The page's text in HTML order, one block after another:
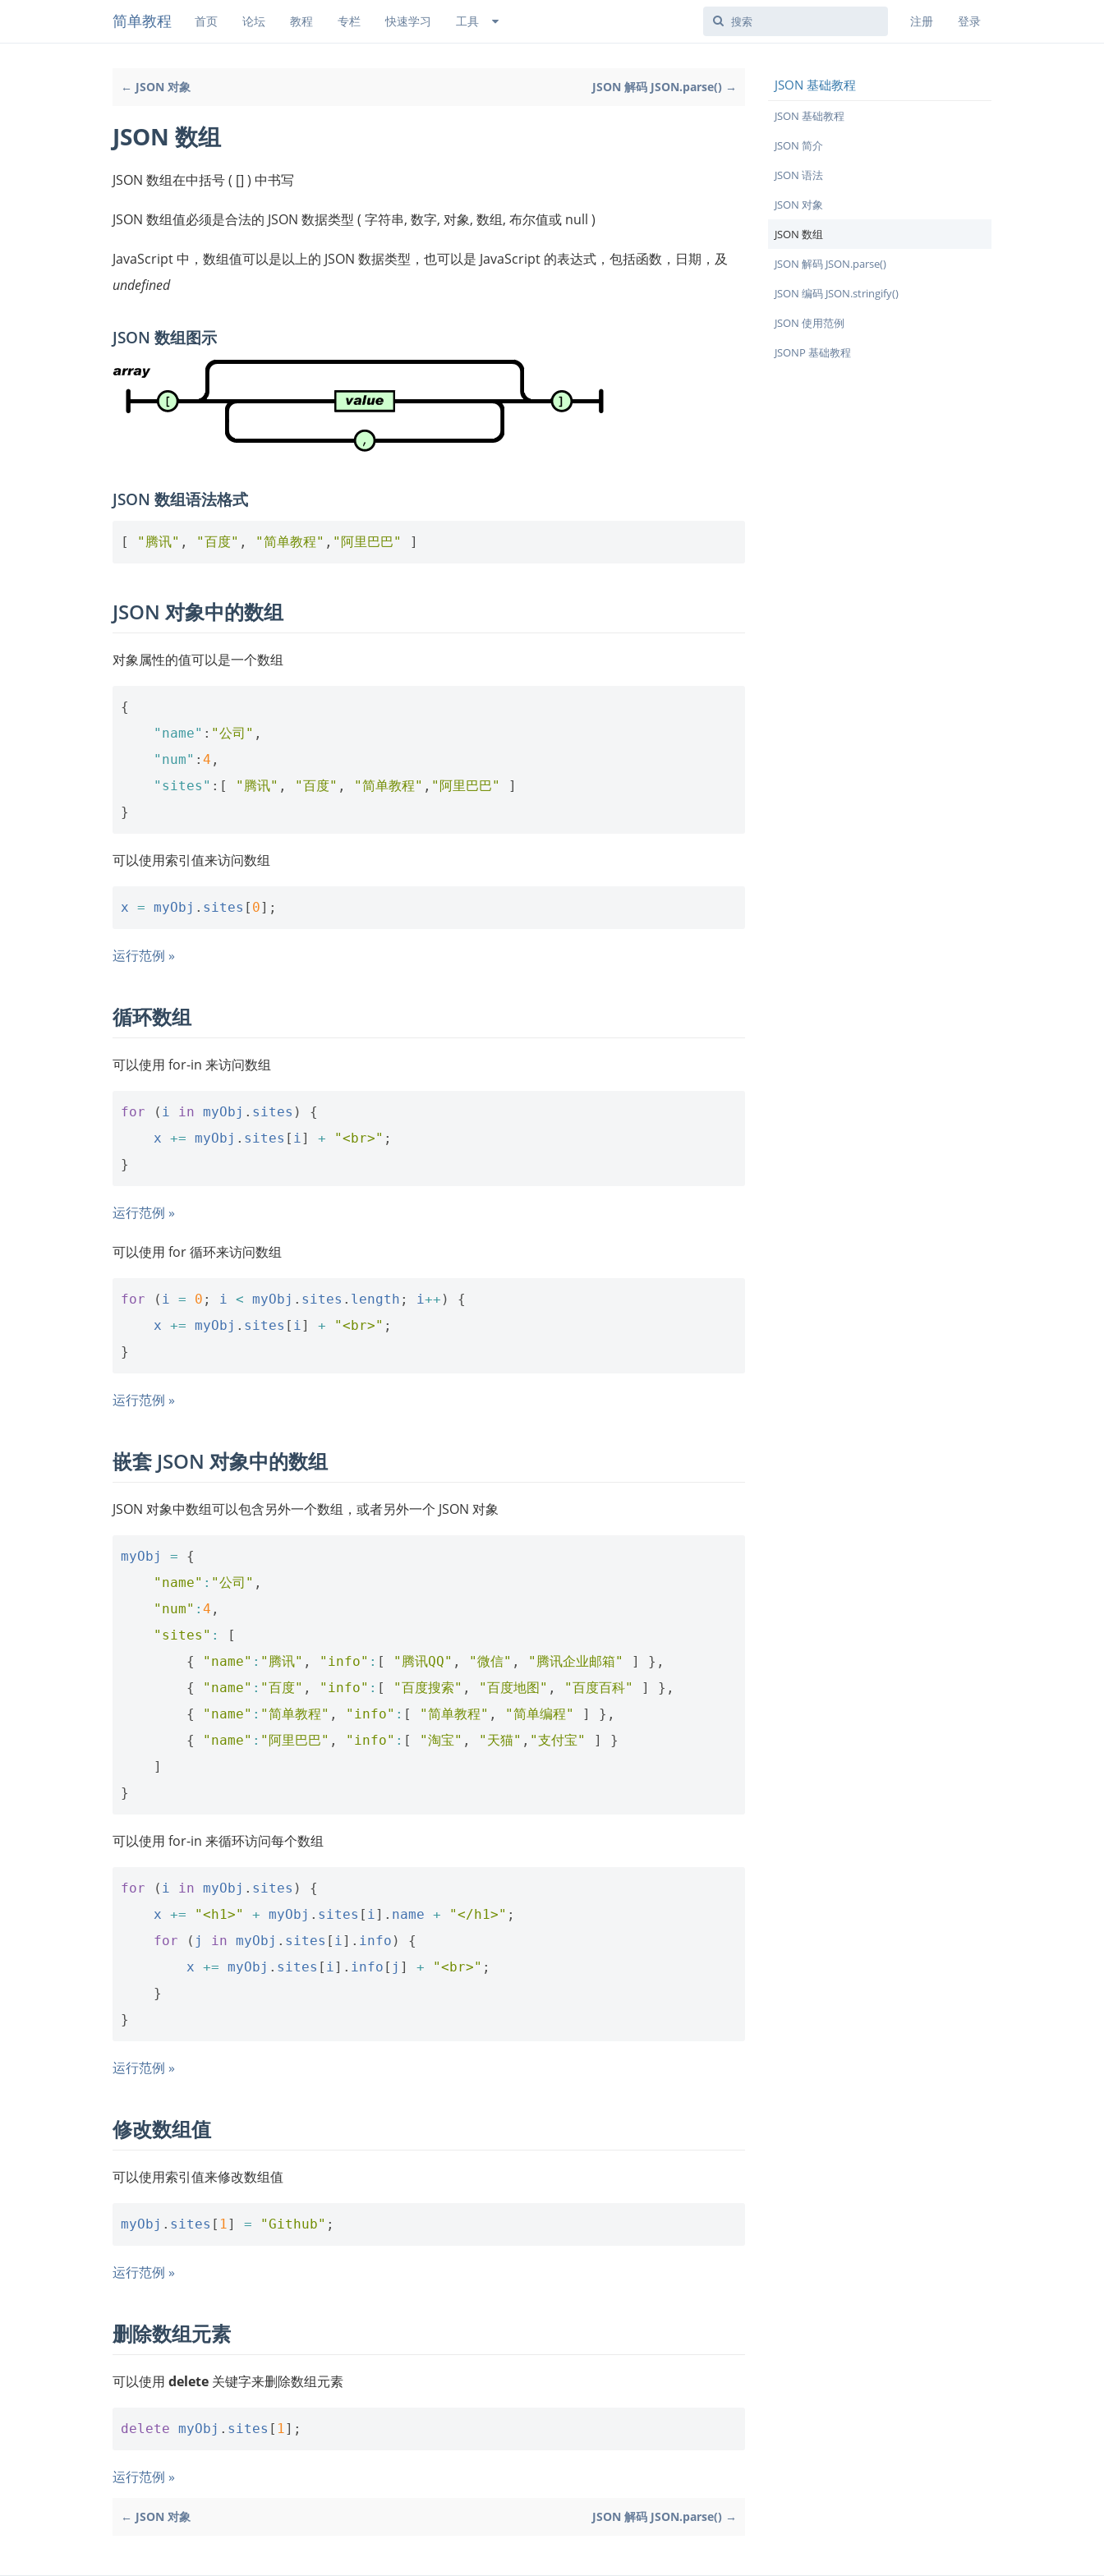
简单教程 首页 论坛 教程 专栏 快速学习 工具 注册 登录
← JSON 对象 JSON 解码 JSON.parse() →
JSON 数组
JSON 数组在中括号 ( [] ) 中书写
JSON 数组值必须是合法的 JSON 数据类型 ( 字符串, 数字, 对象, 数组, 布尔值或 null )
JavaScript 中，数组值可以是以上的 JSON 数据类型，也可以是 JavaScript 的表达式，包括函数，日期，及
undefined
JSON 数组图示
JSON 数组语法格式
[ "腾讯" , "百度" , "简单教程" , "阿里巴巴" ]
JSON 对象中的数组
对象属性的值可以是一个数组
{
"name" : "公司" ,
"num" : 4 ,
"sites" :[ "腾讯" , "百度" , "简单教程" , "阿里巴巴"
]
}
可以使用索引值来访问数组
x = myObj . sites [ 0];
运行范例 »
循环数组
可以使用 for-in 来访问数组
for ( i in myObj . sites )
{
x += myObj . sites [ i ] + "<br>" ;
}
运行范例 »
可以使用 for 循环来访问数组
for ( i = 0 ; i < myObj . sites . length ; i ++ )
{
x += myObj . sites [ i ] + "<br>" ;
}
运行范例 »
嵌套 JSON 对象中的数组
JSON 对象中数组可以包含另外一个数组，或者另外一个 JSON 对象
myObj =
{
"name" : "公司" ,
"num" : 4 ,
"sites" :
[
{
"name" : "腾讯" , "info" : [ "腾讯QQ" , "微信" , "腾讯企业邮箱" ]
},
{
"name" : "百度" , "info" : [ "百度搜索" , "百度地图" , "百度百科" ]
},
{
"name" : "简单教程" , "info" : [ "简单教程" , "简单编程" ]
},
{
"name" : "阿里巴巴" , "info" : [ "淘宝" , "天猫" , "支付宝" ]
}
]
}
可以使用 for-in 来循环访问每个数组
for ( i in myObj . sites )
{
x += "<h1>" + myObj . sites [ i ]. name + "</h1>" ;
for
( j in myObj . sites [ i ]. info )
{
x += myObj . sites [ i ]. info [ j ] + "<br>" ;
}
}
运行范例 »
修改数组值
可以使用索引值来修改数组值
myObj . sites [ 1 ] = "Github" ;
运行范例 »
删除数组元素
可以使用 delete 关键字来删除数组元素
delete myObj . sites [ 1 ];
运行范例 »
← JSON 对象 JSON 解码 JSON.parse() →
JSON 基础教程
JSON 基础教程
JSON 简介
JSON 语法
JSON 对象
JSON 数组
JSON 解码 JSON.parse()
JSON 编码 JSON.stringify()
JSON 使用范例
JSONP 基础教程